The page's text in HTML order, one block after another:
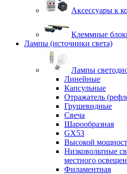
Аксессуары к
Клеммные
Лампы (источники света)
Лампы
Линейные
Капсульные
Отражатель
Грушевидные
Свеча
Шарообразная
GX53
Высокой
Низковольтные
местного
Филаментная